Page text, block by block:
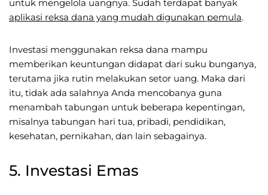
untuk mengelola uangnya. Sudah terdapat banyak
aplikasi reksa dana yang mudah digunakan pemula.
Investasi menggunakan reksa dana mampu
memberikan keuntungan didapat dari suku bunganya,
terutama jika rutin melakukan setor uang. Maka dari
itu, tidak ada salahnya Anda mencobanya guna
menambah tabungan untuk beberapa kepentingan,
misalnya tabungan hari tua, pribadi, pendidikan,
kesehatan, pernikahan, dan lain sebagainya.
5. Investasi Emas